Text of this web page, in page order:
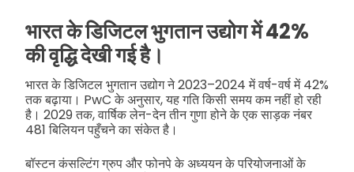
भारत के डिजिटल भुगतान उद्योग में 42%
की वृद्धि देखी गई है।
भारत के डिजिटल भुगतान उद्योग ने 2023–2024 में वर्ष-वर्ष में 42%
तक बढ़ाया। PwC के अनुसार, यह गति किसी समय कम नहीं हो रही
है। 2029 तक, वार्षिक लेन-देन तीन गुणा होने के एक साड़क नंबर
481 बिलियन पहुँचने का संकेत है।
बॉस्टन कंसल्टिंग ग्रुप और फोनपे के अध्ययन के परियोजनाओं के